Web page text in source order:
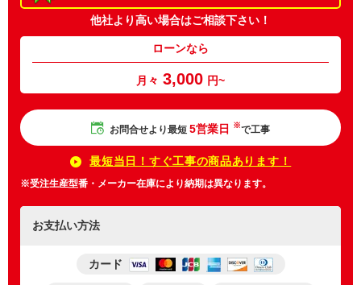
他社より高い場合はご相談下さい！
ローンなら
月々 3,000 円~
お問合せより最短 5営業日 ※で工事
最短当日！すぐ工事の商品あります！
※受注生産型番・メーカー在庫により納期は異なります。
お支払い方法
カード